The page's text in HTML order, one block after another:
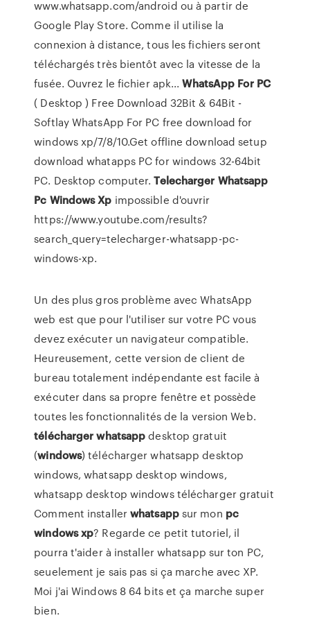
www.whatsapp.com/android ou à partir de
Google Play Store. Comme il utilise la
connexion à distance, tous les fichiers seront
téléchargés très bientôt avec la vitesse de la
fusée. Ouvrez le fichier apk...WhatsApp For PC
( Desktop ) Free Download 32Bit & 64Bit -
Softlay WhatsApp For PC free download for
windows xp/7/8/10.Get offline download setup
download whatapps PC for windows 32-64bit
PC. Desktop computer.Telecharger Whatsapp
Pc WindowsXp impossible d'ouvrir
https://www.youtube.com/results?
search_query=telecharger-whatsapp-pc-
windows-xp.
Un des plus gros problème avec WhatsApp
web est que pour l'utiliser sur votre PC vous
devez exécuter un navigateur compatible.
Heureusement, cette version de client de
bureau totalement indépendante est facile à
exécuter dans sa propre fenêtre et possède
toutes les fonctionnalités de la version Web.
télécharger whatsappdesktop gratuit
(windows) télécharger whatsapp desktop
windows, whatsapp desktop windows,
whatsapp desktop windows télécharger gratuit
Comment installerwhatsappsur mon pc
windowsxp? Regarde ce petit tutoriel, il
pourra t'aider à installer whatsapp sur ton PC,
seuelement je sais pas si ça marche avec XP.
Moi j'ai Windows 8 64 bits et ça marche super
bien.